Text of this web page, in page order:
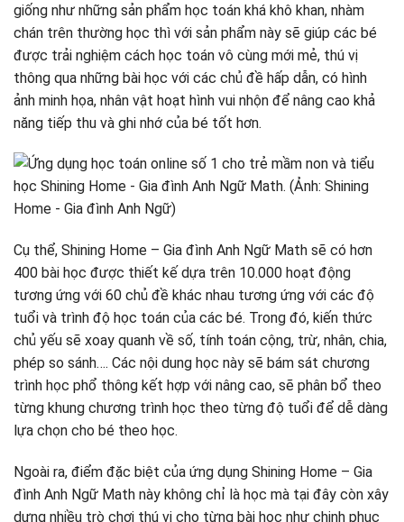
giống như những sản phẩm học toán khá khô khan, nhàm
chán trên thường học thì với sản phẩm này sẽ giúp các bé
được trải nghiệm cách học toán vô cùng mới mẻ, thú vị
thông qua những bài học với các chủ đề hấp dẫn, có hình
ảnh minh họa, nhân vật hoạt hình vui nhộn để nâng cao khả
năng tiếp thu và ghi nhớ của bé tốt hơn.
Cụ thể, Shining Home – Gia đình Anh Ngữ Math sẽ có hơn
400 bài học được thiết kế dựa trên 10.000 hoạt động
tương ứng với 60 chủ đề khác nhau tương ứng với các độ
tuổi và trình độ học toán của các bé. Trong đó, kiến thức
chủ yếu sẽ xoay quanh về số, tính toán cộng, trừ, nhân, chia,
phép so sánh…. Các nội dung học này sẽ bám sát chương
trình học phổ thông kết hợp với nâng cao, sẽ phân bổ theo
từng khung chương trình học theo từng độ tuổi để dễ dàng
lựa chọn cho bé theo học.
Ngoài ra, điểm đặc biệt của ứng dụng Shining Home – Gia
đình Anh Ngữ Math này không chỉ là học mà tại đây còn xây
dựng nhiều trò chơi thú vị cho từng bài học như chinh phục